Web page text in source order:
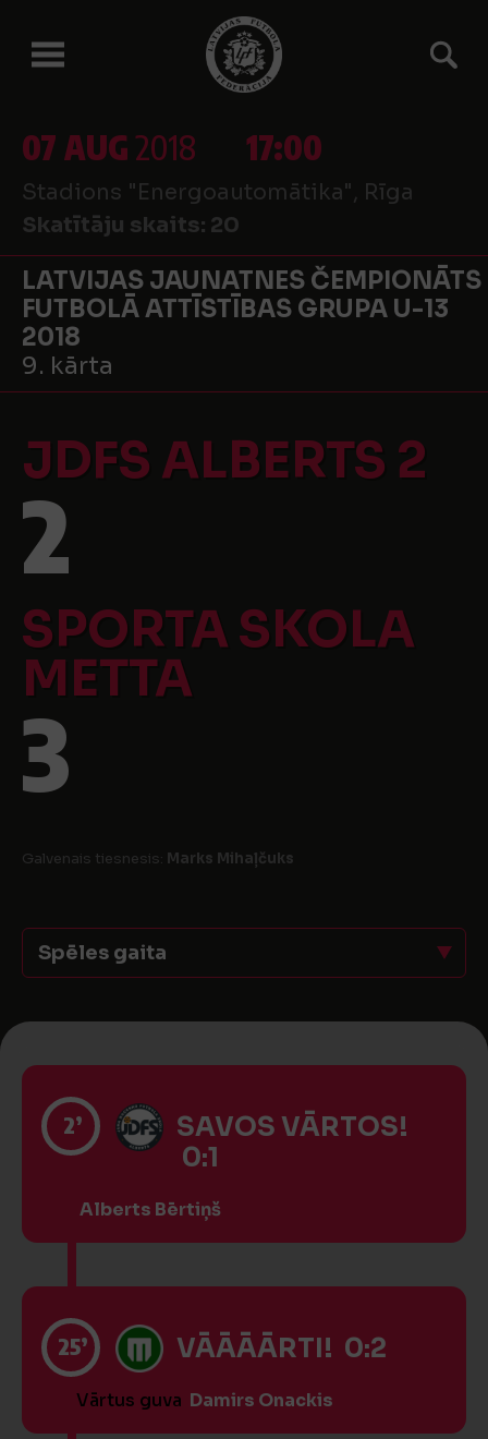
07 AUG2018 17:00
Stadions "Energoautomātika", Rīga
Skatītāju skaits: 20
LATVIJAS JAUNATNES ČEMPIONĀTS
FUTBOLĀ ATTĪSTĪBAS GRUPA U-13
2018
9. kārta
JDFS ALBERTS 2
2
SPORTA SKOLA
METTA
3
Galvenais tiesnesis: Marks Mihaļčuks
Spēles gaita
2’
SAVOS VĀRTOS!
0:1
Alberts Bērtiņš
25’ VĀĀĀĀRTI! 0:2
Vārtus guva Damirs Onackis